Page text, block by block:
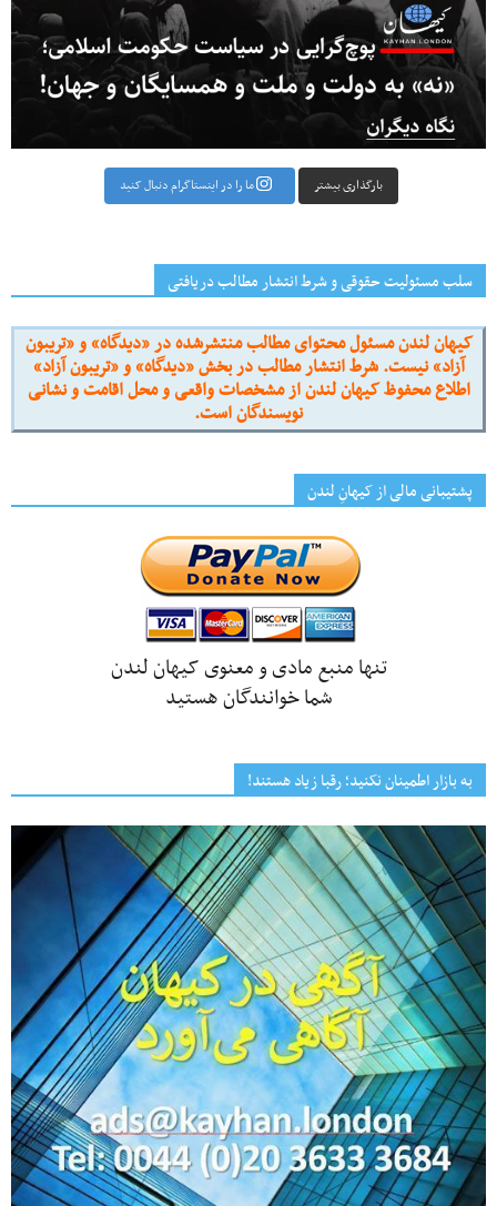
بارگذاری بیشتر ما را در اینستاگرام دنبال کنید
سلب مسئولیت حقوقی و شرط انتشار مطالب دریافتی
کیهان لندن مسئول محتوای مطالب منتشرشده در «دیدگاه» و «تریبون
آزاد» نیست. شرط انتشار مطالب در بخش «دیدگاه» و «تریبون آزاد»
اطلاع محفوظ کیهان لندن از مشخصات واقعی و محل اقامت و نشانی
نویسندگان است.
پشتیبانی مالی از کیهانِ لندن
تنها منبع مادی و معنوی کیهان لندن
شما خوانندگان هستید
به بازار اطمینان نکنید؛ رقبا زیاد هستند!